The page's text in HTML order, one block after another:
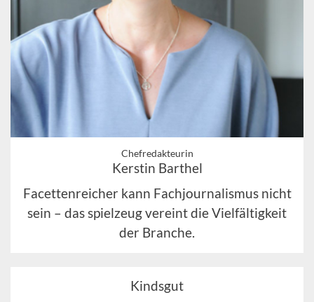
Chefredakteurin
Kerstin Barthel
Facettenreicher kann Fachjournalismus nicht
sein – das spielzeug vereint die Vielfältigkeit
der Branche.
Kindsgut